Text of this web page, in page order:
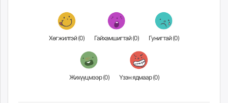
Хөгжилтэй (0) Гайхамшигтай (0) Гунигтай (0)
Жихүүцмээр (0) Үзэн ядмаар (0)